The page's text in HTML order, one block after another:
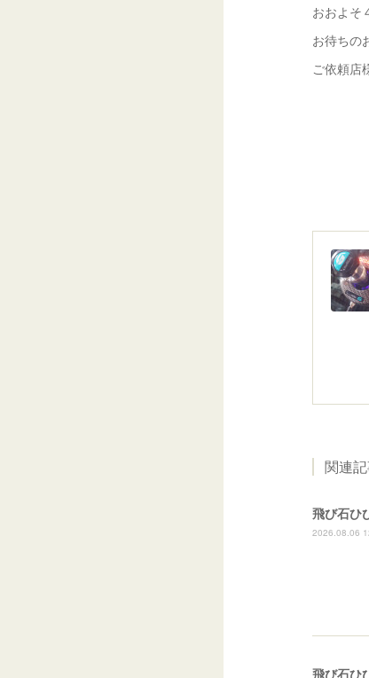
おおよそ
お待ちの
ご依頼店
関連
飛び石ひ
2026.08.06